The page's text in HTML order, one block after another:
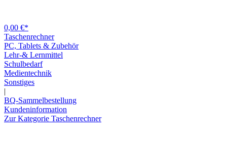
0,00 €*
Taschenrechner
PC, Tablets & Zubehör
Lehr-& Lernmittel
Schulbedarf
Medientechnik
Sonstiges
|
BQ-Sammelbestellung
Kundeninformation
Zur Kategorie Taschenrechner